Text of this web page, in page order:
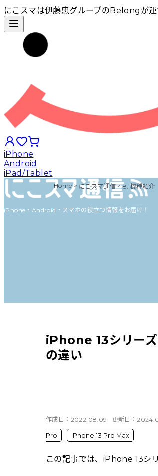
にこスマは伊藤忠グループのBelongが運
iPhone
Android
iPad/Tablet
iPhoneから探す
サポートセンター
にこスマ通信
マイページ
Home > にこスマ通信 > 8. 機種紹介
iPhone・Android・スマホの役立つ情報をお届け！
iPhone 13シリーズ
の違い
作成日： 2022.08.09 更新日：
Pro iPhone 13 Pro Max
この記事では、iPhone 13シ